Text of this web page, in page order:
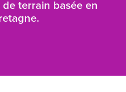
terrain basée en